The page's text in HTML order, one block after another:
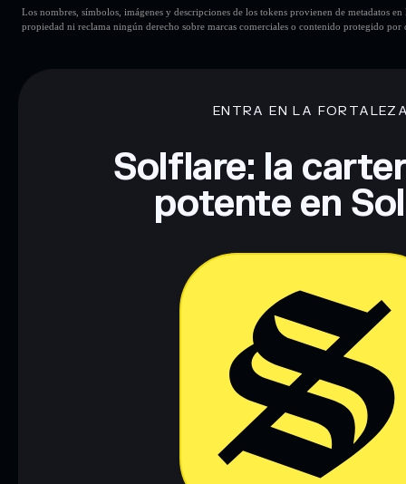
Los nombres, símbolos, imágenes y descripciones de los tokens provienen de metadatos
propiedad ni reclama ningún derecho sobre marcas comerciales o contenido protegido por
ENTRA EN LA FORTALEZA
Solflare: la
potente en